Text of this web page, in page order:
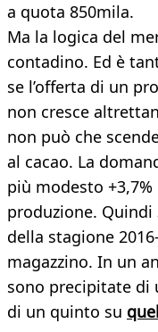
a quota 850mila.
Ma la logica del
contadino. Ed è
se l’offerta di un
non cresce
non può che
al cacao. La
più modesto
produzione.
della stagione
magazzino. In un
sono precipitate di
di un quinto su